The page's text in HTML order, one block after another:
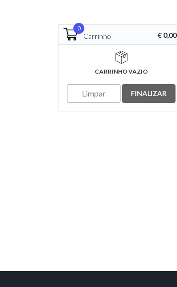
0
Carrinho € 0,00
CARRINHO VAZIO
Limpar FINALIZAR